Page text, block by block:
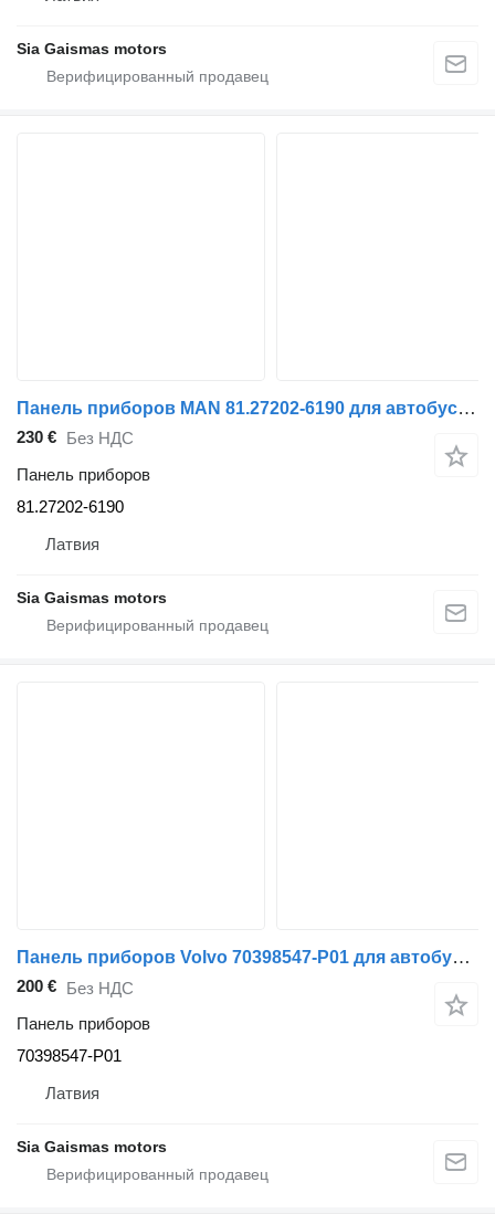
Sia Gaismas motors
Панель приборов MAN 81.27202-6190 для автобуса MAN
230 € Без НДС
Панель приборов
81.27202-6190
Латвия
Sia Gaismas motors
Панель приборов Volvo 70398547-P01 для автобуса Volvo 8700
200 € Без НДС
Панель приборов
70398547-P01
Латвия
Sia Gaismas motors